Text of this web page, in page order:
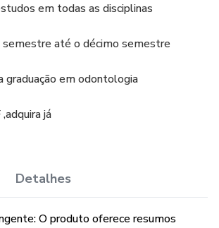
em todas as disciplinas
semestre até o décimo semestre
graduação em odontologia
já
Detalhes
O produto oferece resumos